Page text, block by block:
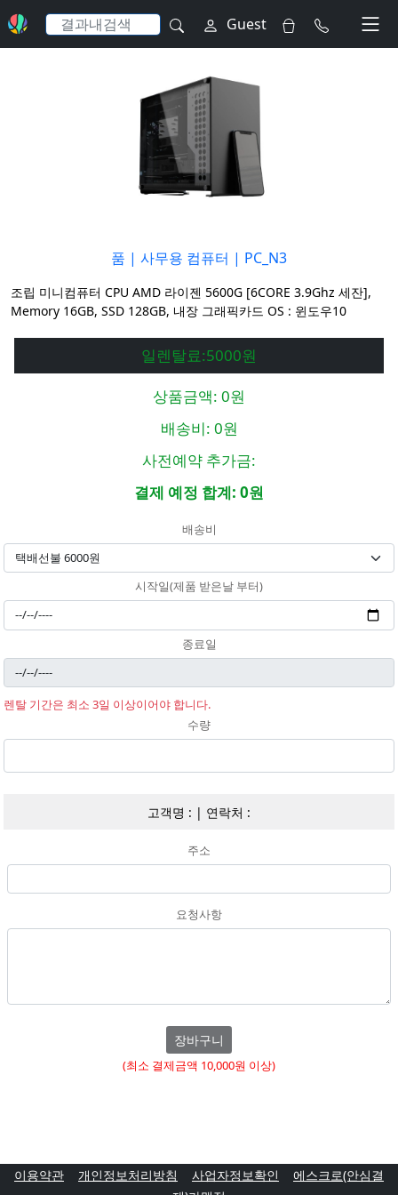
Guest
품 | 사무용 컴퓨터 | PC_N3
조립 미니컴퓨터 CPU AMD 라이젠 5600G [6CORE 3.9Ghz 세잔],
Memory 16GB, SSD 128GB, 내장 그래픽카드 OS : 윈도우10
일렌탈료:5000원
상품금액: 0원
배송비: 0원
사전예약 추가금:
결제 예정 합계: 0원
배송비
시작일(제품 받은날 부터)
종료일
렌탈 기간은 최소 3일 이상이어야 합니다.
수량
고객명 : | 연락처 :
주소
요청사항
장바구니
(최소 결제금액 10,000원 이상)
이용약관 개인정보처리방침 사업자정보확인
에스크로(안심결